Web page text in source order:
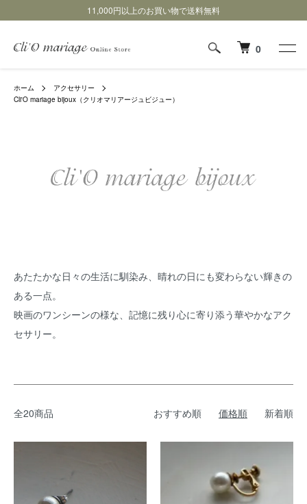
11,000円以上のお買い物で送料無料
0
ホーム
アクセサリー
Cli'O mariage bijoux（クリオマリアージュビジュー）
あたたかな日々の生活に馴染み、晴れの日にも変わらない輝きの
ある一点。
映画のワンシーンの様な、記憶に残り心に寄り添う華やかなアク
セサリー。
全20商品 おすすめ順 価格順 新着順